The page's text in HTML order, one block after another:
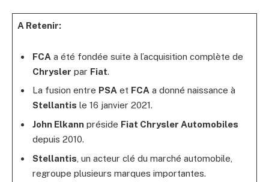
A Retenir:
FCA a été fondée suite à l’acquisition complète de
Chrysler par Fiat.
La fusion entre PSA et FCA a donné naissance à
Stellantis le 16 janvier 2021.
John Elkannpréside Fiat Chrysler Automobiles
depuis 2010.
Stellantis , un acteur clé du marché automobile,
regroupe plusieurs marques importantes.